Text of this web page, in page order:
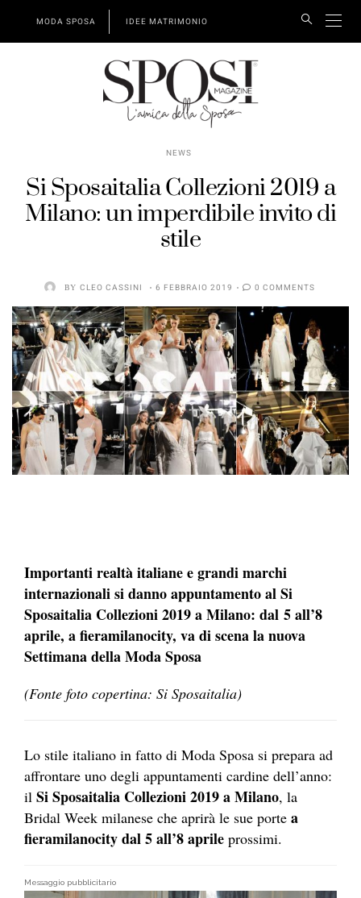
MODA SPOSA IDEE MATRIMONIO
NEWS
Si Sposaitalia Collezioni 2019 a
Milano: un imperdibile invito di
stile
BY CLEO CASSINI 6 FEBBRAIO 2019 0 COMMENTS
Importanti realtà italiane e grandi marchi
internazionali si danno appuntamento al Si
Sposaitalia Collezioni 2019 a Milano: dal 5 all’8
aprile, a fieramilanocity, va di scena la nuova
Settimana della Moda Sposa
(Fonte foto copertina: Si Sposaitalia)
Lo stile italiano in fatto di Moda Sposa si prepara ad
affrontare uno degli appuntamenti cardine dell’anno:
il Si Sposaitalia Collezioni 2019 a Milano, la
Bridal Week milanese che aprirà le sue porte a
fieramilanocity dal 5 all’8 aprile prossimi.
Messaggio pubblicitario